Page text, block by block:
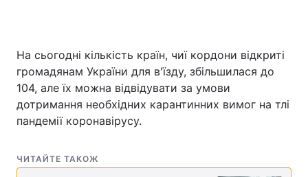
Україна Політика
Економіка Світ
Техно і зв'язок
На сьогодні кількість країн, чиї кордони відкриті
громадянам України для в'їзду, збільшилася до
104, але їх можна відвідувати за умови
дотримання необхідних карантинних вимог на тлі
пандемії коронавірусу.
ЧИТАЙТЕ ТАКОЖ